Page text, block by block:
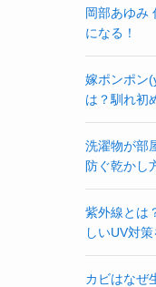
岡部あゆみ
になる！
嫁ポンポン
は？馴れ初
洗濯物が部
防ぐ乾かし
紫外線とは
しいUV対
カビはなぜ